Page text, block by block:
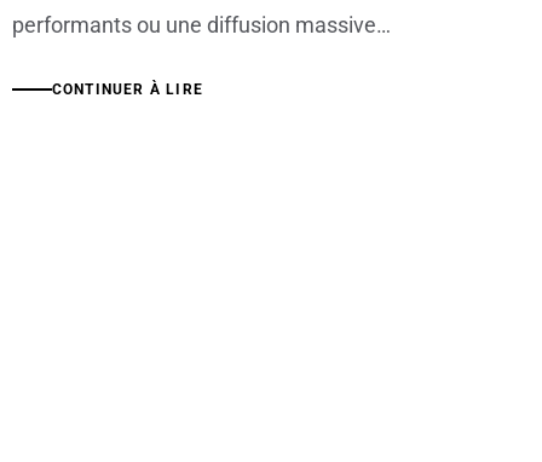
performants ou une diffusion massive…
CONTINUER À LIRE